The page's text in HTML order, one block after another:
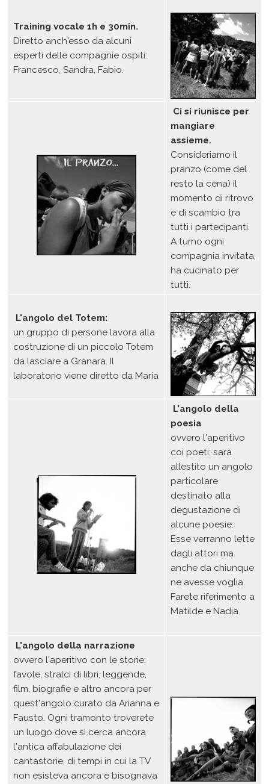
Training vocale 1h e 30min.
Diretto anch'esso da alcuni
esperti delle compagnie ospiti:
Francesco, Sandra, Fabio.
Ci si riunisce per
mangiare
assieme.
Consideriamo il
pranzo (come del
resto la cena) il
momento di ritrovo
e di scambio tra
tutti i partecipanti.
A turno ogni
compagnia invitata,
ha cucinato per
tutti.
L'angolo del Totem:
un gruppo di persone lavora alla
costruzione di un piccolo Totem
da lasciare a Granara. Il
laboratorio viene diretto da Maria
L'angolo della
poesia
ovvero l'aperitivo
coi poeti: sarà
allestito un angolo
particolare
destinato alla
degustazione di
alcune poesie.
Esse verranno lette
dagli attori ma
anche da chiunque
ne avesse voglia.
Farete riferimento a
Matilde e Nadia
L'angolo della narrazione
ovvero l'aperitivo con le storie:
favole, stralci di libri, leggende,
film, biografie e altro ancora per
quest'angolo curato da Arianna e
Fausto. Ogni tramonto troverete
un luogo dove si cerca ancora
l'antica affabulazione dei
cantastorie, di tempi in cui la TV
non esisteva ancora e bisognava